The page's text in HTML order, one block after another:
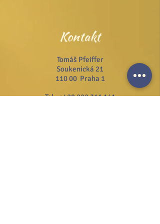
Kontakt
Tomáš Pfeiffer
Soukenická 21
110 00 Praha 1
Tel.:+420 222 311 141